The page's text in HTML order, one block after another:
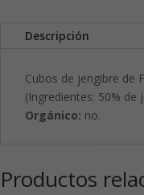
Descripción
Cubos de jengibre de
(Ingredientes: 50% de
Orgánico: no.
Productos